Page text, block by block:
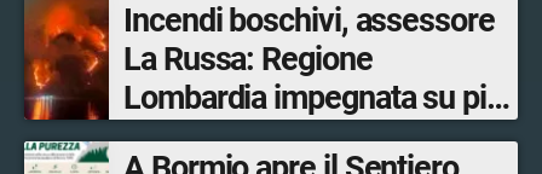
Incendi boschivi, assessore
La Russa: Regione
Lombardia impegnata su più
fronti, 48 volontari coinvolti